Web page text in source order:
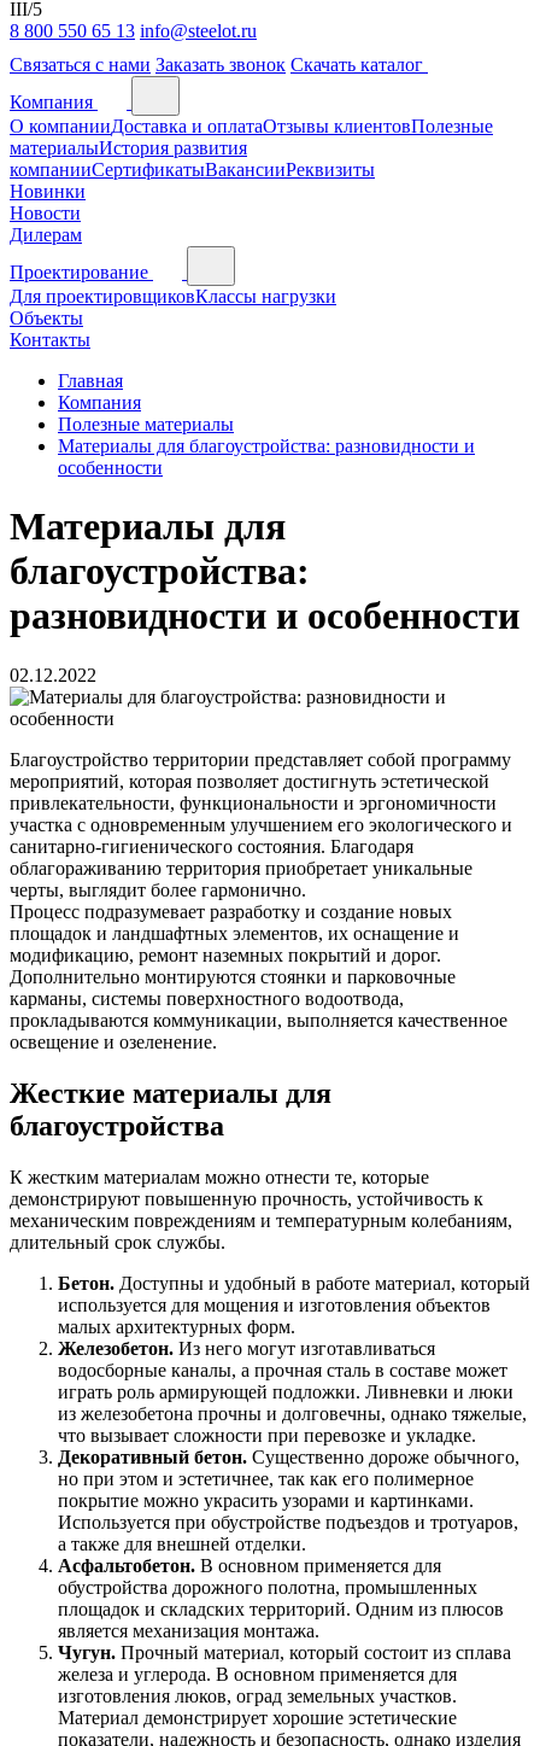
III/5
8 800 550 65 13 info@steelot.ru
Связаться с нами Заказать звонок Скачать каталог
Компания
О компанииДоставка и оплатаОтзывы клиентовПолезные
материалыИстория развития
компанииСертификатыВакансииРеквизиты
Новинки
Новости
Дилерам
Проектирование
Для проектировщиковКлассы нагрузки
Объекты
Контакты
Главная
Компания
Полезные материалы
Материалы для благоустройства: разновидности и
особенности
Материалы для
благоустройства:
разновидности и особенности
02.12.2022
Благоустройство территории представляет собой программу
мероприятий, которая позволяет достигнуть эстетической
привлекательности, функциональности и эргономичности
участка с одновременным улучшением его экологического и
санитарно-гигиенического состояния. Благодаря
облагораживанию территория приобретает уникальные
черты, выглядит более гармонично.
Процесс подразумевает разработку и создание новых
площадок и ландшафтных элементов, их оснащение и
модификацию, ремонт наземных покрытий и дорог.
Дополнительно монтируются стоянки и парковочные
карманы, системы поверхностного водоотвода,
прокладываются коммуникации, выполняется качественное
освещение и озеленение.
Жесткие материалы для
благоустройства
К жестким материалам можно отнести те, которые
демонстрируют повышенную прочность, устойчивость к
механическим повреждениям и температурным колебаниям,
длительный срок службы.
Бетон. Доступны и удобный в работе материал, который
используется для мощения и изготовления объектов
малых архитектурных форм.
Железобетон. Из него могут изготавливаться
водосборные каналы, а прочная сталь в составе может
играть роль армирующей подложки. Ливневки и люки
из железобетона прочны и долговечны, однако тяжелые,
что вызывает сложности при перевозке и укладке.
Декоративный бетон. Существенно дороже обычного,
но при этом и эстетичнее, так как его полимерное
покрытие можно украсить узорами и картинками.
Используется при обустройстве подъездов и тротуаров,
а также для внешней отделки.
Асфальтобетон. В основном применяется для
обустройства дорожного полотна, промышленных
площадок и складских территорий. Одним из плюсов
является механизация монтажа.
Чугун. Прочный материал, который состоит из сплава
железа и углерода. В основном применяется для
изготовления люков, оград земельных участков.
Материал демонстрирует хорошие эстетические
показатели, надежность и безопасность, однако изделия